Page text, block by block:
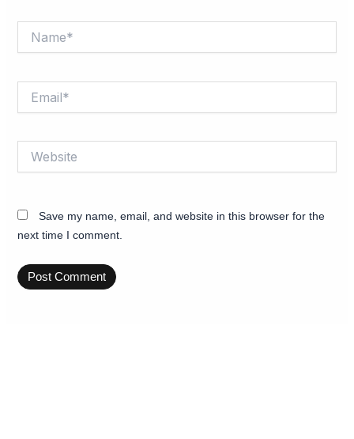
Save my name, email, and website in this browser for the
next time I comment.